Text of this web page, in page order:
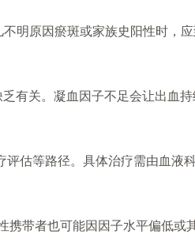
原因瘀斑或家族史阳性时，
有关。凝血因子不足会让出血
估等路径。具体治疗需由血液
带者也可能因因子水平偏低或